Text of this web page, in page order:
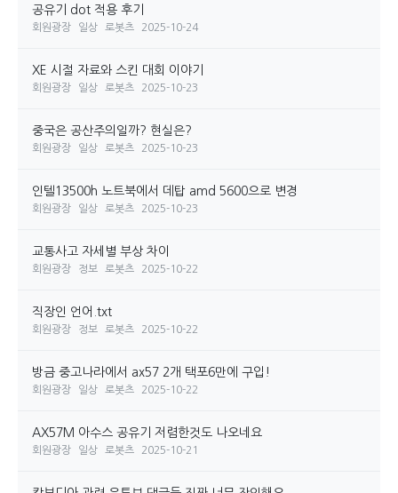
공유기 dot 적용 후기
회원광장 일상 로봇츠 2025-10-24
XE 시절 자료와 스킨 대회 이야기
회원광장 일상 로봇츠 2025-10-23
중국은 공산주의일까? 현실은?
회원광장 일상 로봇츠 2025-10-23
인텔13500h 노트북에서 데탑 amd 5600으로 변경
회원광장 일상 로봇츠 2025-10-23
교통사고 자세별 부상 차이
회원광장 정보 로봇츠 2025-10-22
직장인 언어.txt
회원광장 정보 로봇츠 2025-10-22
방금 중고나라에서 ax57 2개 택포6만에 구입!
회원광장 일상 로봇츠 2025-10-22
AX57M 아수스 공유기 저렴한것도 나오네요
회원광장 일상 로봇츠 2025-10-21